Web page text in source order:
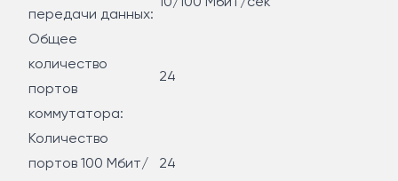
передачи данных:
Общее
количество
портов
коммутатора:
24
Количество
портов 100 Мбит/
24